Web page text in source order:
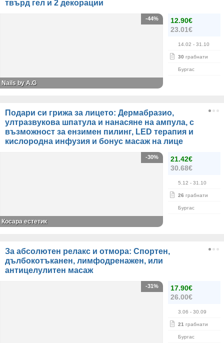
твърд гел и 2 декорации
12.90€
23.01€
14.02 - 31.10
30 грабнати
Бургас
-44%
Nails by A.G
Подари си грижа за лицето: Дермабразио,
ултразвукова шпатула и нанасяне на ампула, с
възможност за ензимен пилинг, LED терапия и
кислородна инфузия и бонус масаж на лице
21.42€
30.68€
5.12 - 31.10
26 грабнати
Бургас
-30%
Косара естетик
За абсолютен релакс и отмора: Спортен,
дълбокотъканен, лимфодренажен, или
антицелулитен масаж
17.90€
26.00€
3.06 - 30.09
21 грабнати
Бургас
-31%